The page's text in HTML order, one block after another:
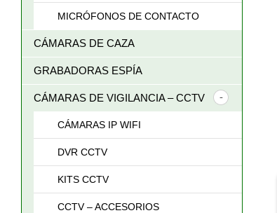
MICRÓFONOS DE CONTACTO
CÁMARAS DE CAZA
GRABADORAS ESPÍA
CÁMARAS DE VIGILANCIA – CCTV
CÁMARAS IP WIFI
DVR CCTV
KITS CCTV
CCTV – ACCESORIOS